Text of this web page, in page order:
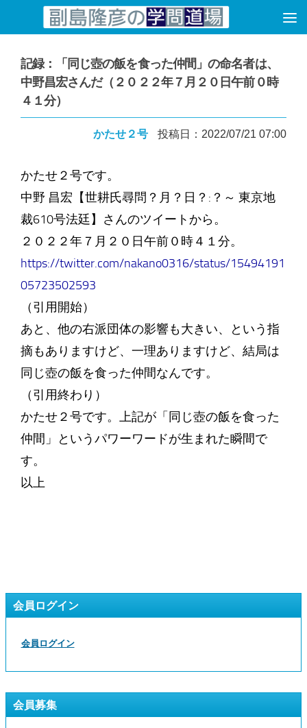
コンテンツへスキップ
記録：「同じ壺の飯を食った仲間」の命名者は、
中野昌宏さんだ（２０２２年７月２０日午前０時
４１分）
かたせ２号 投稿日：2022/07/21 07:00
かたせ２号です。
中野 昌宏【世耕氏尋問？月？日？:？～ 東京地
裁610号法廷】さんのツイートから。
２０２２年７月２０日午前０時４１分。
https://twitter.com/nakano0316/status/15494191
05723502593
（引用開始）
あと、他の右派団体の影響も大きい、という指
摘もありますけど、一理ありますけど、結局は
同じ壺の飯を食った仲間なんです。
（引用終わり）
かたせ２号です。上記が「同じ壺の飯を食った
仲間」というパワーワードが生まれた瞬間で
す。
以上
会員ログイン
会員ログイン
会員募集